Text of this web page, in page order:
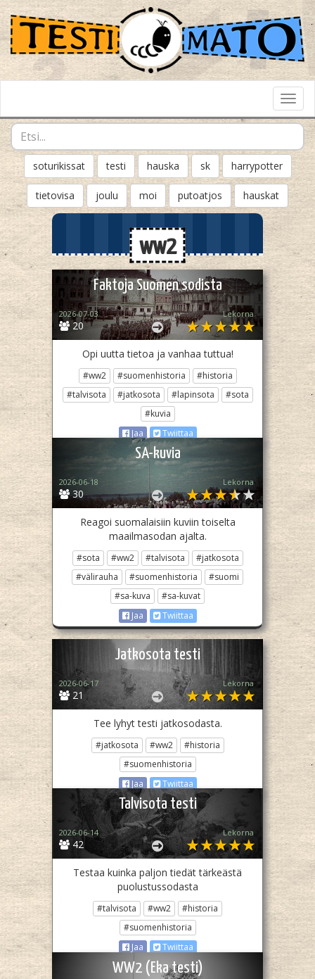
soturikissat testi hauska sk harrypotter
tietovisa joulu moi putoatjos hauskat
ww2
Faktoja Suomen sodista
20
2026-07-03 Lekorna
Opi uutta tietoa ja vanhaa tuttua!
#ww2 #suomenhistoria
#historia
#talvisota
#jatkosota #lapinsota
#sota
#kuvia
Jaa
Twiittaa
SA-kuvia
30
2026-06-18 Lekorna
Reagoi suomalaisiin kuviin toiselta
maailmasodan ajalta.
#sota #ww2 #talvisota
#jatkosota
#välirauha
#suomenhistoria
#suomi
#sa-kuva
#sa-kuvat
Jaa
Twiittaa
Jatkosota testi
21
2026-06-17 Lekorna
Tee lyhyt testi jatkosodasta.
#jatkosota #ww2
#historia
#suomenhistoria
Jaa
Twiittaa
Talvisota testi
42
2026-06-14 Lekorna
Testaa kuinka paljon tiedät tärkeästä
puolustussodasta
#talvisota #ww2
#historia
#suomenhistoria
Jaa
Twiittaa
WW2 (Eka testi)